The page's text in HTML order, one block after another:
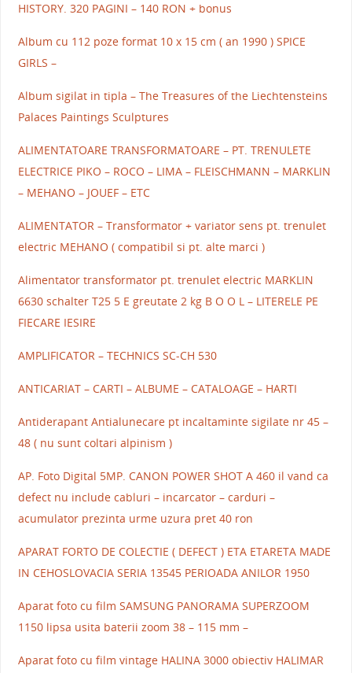
HISTORY. 320 PAGINI – 140 RON + bonus
Album cu 112 poze format 10 x 15 cm ( an 1990 ) SPICE
GIRLS –
Album sigilat in tipla – The Treasures of the Liechtensteins
Palaces Paintings Sculptures
ALIMENTATOARE TRANSFORMATOARE – PT. TRENULETE
ELECTRICE PIKO – ROCO – LIMA – FLEISCHMANN – MARKLIN
– MEHANO – JOUEF – ETC
ALIMENTATOR – Transformator + variator sens pt. trenulet
electric MEHANO ( compatibil si pt. alte marci )
Alimentator transformator pt. trenulet electric MARKLIN
6630 schalter T25 5 E greutate 2 kg B O O L – LITERELE PE
FIECARE IESIRE
AMPLIFICATOR – TECHNICS SC-CH 530
ANTICARIAT – CARTI – ALBUME – CATALOAGE – HARTI
Antiderapant Antialunecare pt incaltaminte sigilate nr 45 –
48 ( nu sunt coltari alpinism )
AP. Foto Digital 5MP. CANON POWER SHOT A 460 il vand ca
defect nu include cabluri – incarcator – carduri –
acumulator prezinta urme uzura pret 40 ron
APARAT FORTO DE COLECTIE ( DEFECT ) ETA ETARETA MADE
IN CEHOSLOVACIA SERIA 13545 PERIOADA ANILOR 1950
Aparat foto cu film SAMSUNG PANORAMA SUPERZOOM
1150 lipsa usita baterii zoom 38 – 115 mm –
Aparat foto cu film vintage HALINA 3000 obiectiv HALIMAR